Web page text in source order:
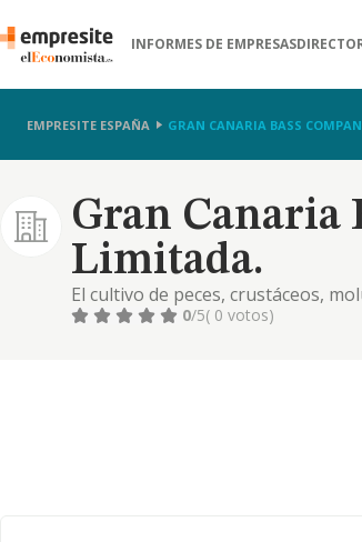
INFORMES DE EMPRESAS
EMPRESITE ESPAÑA GRAN CANARIA BASS
Gran Canaria
Limitada.
El cultivo de peces, crustáceos,
relacionadas con la acuicultura
0/5( 0 votos)